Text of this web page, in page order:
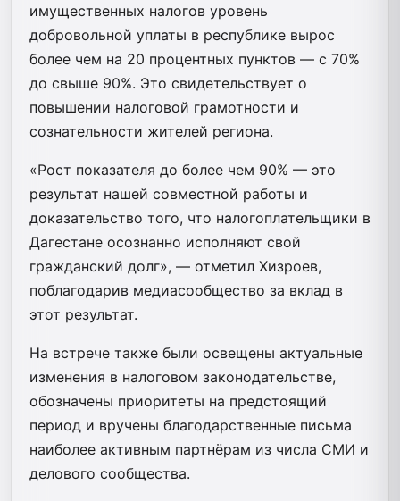
имущественных налогов уровень
добровольной уплаты в республике вырос
более чем на 20 процентных пунктов — с 70%
до свыше 90%. Это свидетельствует о
повышении налоговой грамотности и
сознательности жителей региона.
«Рост показателя до более чем 90% — это
результат нашей совместной работы и
доказательство того, что налогоплательщики в
Дагестане осознанно исполняют свой
гражданский долг», — отметил Хизроев,
поблагодарив медиасообщество за вклад в
этот результат.
На встрече также были освещены актуальные
изменения в налоговом законодательстве,
обозначены приоритеты на предстоящий
период и вручены благодарственные письма
наиболее активным партнёрам из числа СМИ и
делового сообщества.